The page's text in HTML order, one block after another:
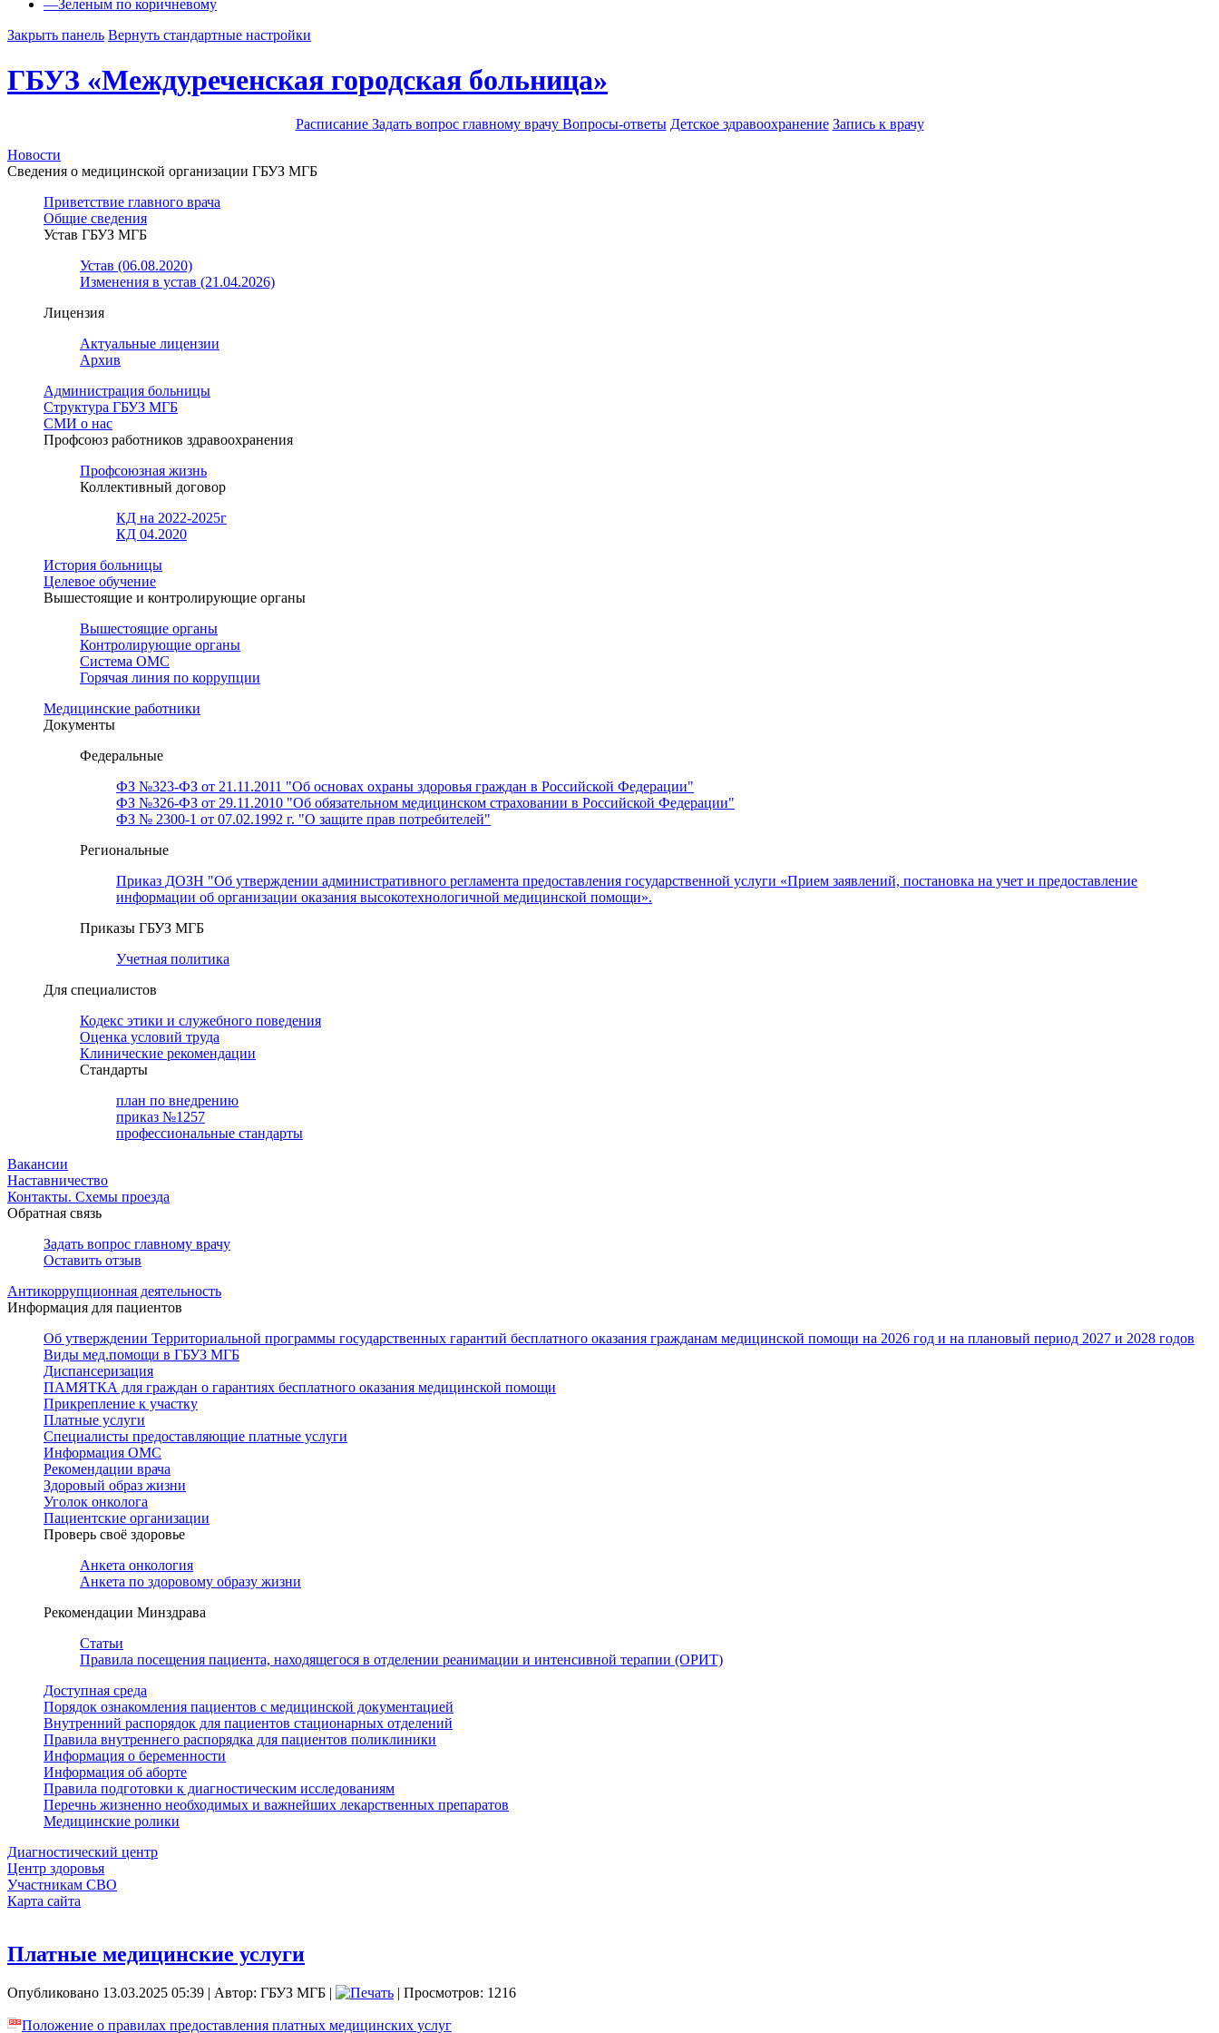
—Зеленым по коричневому
Закрыть панель Вернуть стандартные настройки
ГБУЗ «Междуреченская городская больница»
Расписание Задать вопрос главному врачу Вопросы-ответы Детское здравоохранение Запись к врачу
Новости
Сведения о медицинской организации ГБУЗ МГБ
Приветствие главного врача
Общие сведения
Устав ГБУЗ МГБ
Устав (06.08.2020)
Изменения в устав (21.04.2026)
Лицензия
Актуальные лицензии
Архив
Администрация больницы
Структура ГБУЗ МГБ
СМИ о нас
Профсоюз работников здравоохранения
Профсоюзная жизнь
Коллективный договор
КД на 2022-2025г
КД 04.2020
История больницы
Целевое обучение
Вышестоящие и контролирующие органы
Вышестоящие органы
Контролирующие органы
Система ОМС
Горячая линия по коррупции
Медицинские работники
Документы
Федеральные
ФЗ №323-ФЗ от 21.11.2011 "Об основах охраны здоровья граждан в Российской Федерации"
ФЗ №326-ФЗ от 29.11.2010 "Об обязательном медицинском страховании в Российской Федерации"
ФЗ № 2300-1 от 07.02.1992 г. "О защите прав потребителей"
Региональные
Приказ ДОЗН "Об утверждении административного регламента предоставления государственной услуги «Прием заявлений, постановка на учет и предоставление
информации об организации оказания высокотехнологичной медицинской помощи».
Приказы ГБУЗ МГБ
Учетная политика
Для специалистов
Кодекс этики и служебного поведения
Оценка условий труда
Клинические рекомендации
Cтандарты
план по внедрению
приказ №1257
профессиональные стандарты
Вакансии
Наставничество
Контакты. Схемы проезда
Обратная связь
Задать вопрос главному врачу
Оставить отзыв
Антикоррупционная деятельность
Информация для пациентов
Об утверждении Территориальной программы государственных гарантий бесплатного оказания гражданам медицинской помощи на 2026 год и на плановый период 2027 и 2028 годов
Виды мед.помощи в ГБУЗ МГБ
Диспансеризация
ПАМЯТКА для граждан о гарантиях бесплатного оказания медицинской помощи
Прикрепление к участку
Платные услуги
Специалисты предоставляющие платные услуги
Информация ОМС
Рекомендации врача
Здоровый образ жизни
Уголок онколога
Пациентские организации
Проверь своё здоровье
Анкета онкология
Анкета по здоровому образу жизни
Рекомендации Минздрава
Статьи
Правила посещения пациента, находящегося в отделении реанимации и интенсивной терапии (ОРИТ)
Доступная среда
Порядок ознакомления пациентов с медицинской документацией
Внутренний распорядок для пациентов стационарных отделений
Правила внутреннего распорядка для пациентов поликлиники
Информация о беременности
Информация об аборте
Правила подготовки к диагностическим исследованиям
Перечнь жизненно необходимых и важнейших лекарственных препаратов
Медицинские ролики
Диагностический центр
Центр здоровья
Участникам СВО
Карта сайта
Платные медицинские услуги
Опубликовано 13.03.2025 05:39 | Автор: ГБУЗ МГБ | | Просмотров: 1216
Положение о правилах предоставления платных медицинских услуг